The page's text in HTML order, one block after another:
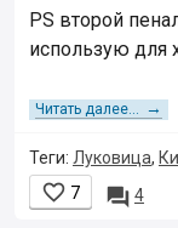
PS второй
использую для
Читать далее... →
Теги: Луковица,
 7  4